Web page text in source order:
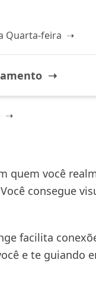
Quarta-feira ➝
➝
➝
quem você
consegue
facilita
e te guiando